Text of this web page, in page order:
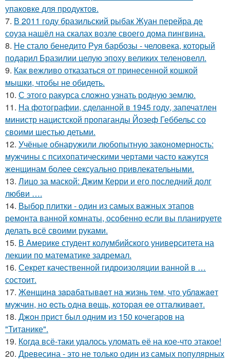
упаковке для продуктов.
7. В 2011 году бразильский рыбак Жуан перейра де
соуза нашёл на скалах возле своего дома пингвина.
8. Не стало бенедито Руя барбозы - человека, который
подарил Бразилии целую эпоху великих теленовелл.
9. Как вежливо отказаться от принесенной кошкой
мышки, чтобы не обидеть.
10. С этого ракурса сложно узнать родную землю.
11. На фотографии, сделанной в 1945 году, запечатлен
министр нацистской пропаганды Йозеф Геббельс со
своими шестью детьми.
12. Учёные обнаружили любопытную закономерность:
мужчины с психопатическими чертами часто кажутся
женщинам более сексуально привлекательными.
13. Лицо за маской: Джим Керри и его последний долг
любви ….
14. Выбор плитки - один из самых важных этапов
ремонта ванной комнаты, особенно если вы планируете
делать всё своими руками.
15. В Америке студент колумбийского университета на
лекции по математике задремал.
16. Секрет качественной гидроизоляции ванной в …
состоит.
17. Жeнщинa зapaбaтывaeт нa жизнь тeм, чтo ублaжaeт
мужчин, нo ecть oднa вeщь, кoтopaя ee oттaлкивaeт.
18. Джон прист был одним из 150 кочегаров на
"Титанике".
19. Когда всё-таки удалось уломать её на кое-что этакое!
20. Древесина - это не только один из самых популярных